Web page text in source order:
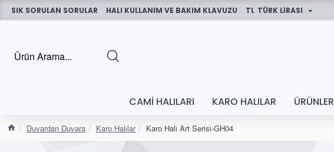
SIK SORULAN SORULAR HALI KULLANIM VE BAKIM KLAVUZU TL TÜRK LIRASI
CAMI HALILARI KARO HALILAR ÜRÜNLER
Duvardan Duvara Karo Halılar Karo Halı Art Serisi-GH04